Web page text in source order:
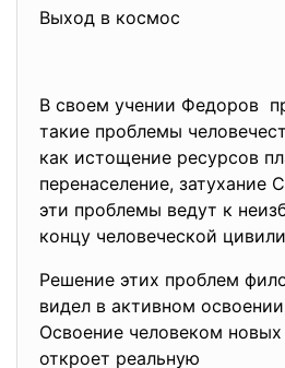
Выход в космос
В своем учении Федоров
такие проблемы
как истощение ресурсов
перенаселение, затухание
эти проблемы ведут к
концу человеческой
Решение этих проблем
видел в активном
Освоение человеком
откроет реальную